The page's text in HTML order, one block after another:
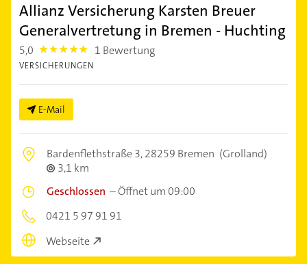
Allianz Versicherung Karsten Breuer
Generalvertretung in Bremen - Huchting
5,0 5.0 1 Bewertung
VERSICHERUNGEN
E-Mail
Bardenflethstraße 3,28259 Bremen (Grolland)
3,1 km
Geschlossen –Öffnet um 09:00
0421 5 97 91 91
Webseite